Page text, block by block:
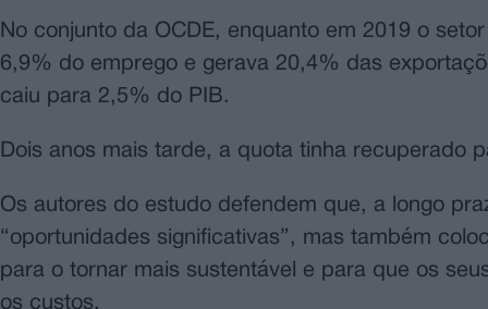
No conjunto da OCDE, enquanto em 2019 o
6,9% do emprego e gerava 20,4% das
caiu para 2,5% do PIB.
Dois anos mais tarde, a quota tinha recuperado
Os autores do estudo defendem que, a longo
“oportunidades significativas”, mas também
para o tornar mais sustentável e para que os
os custos.